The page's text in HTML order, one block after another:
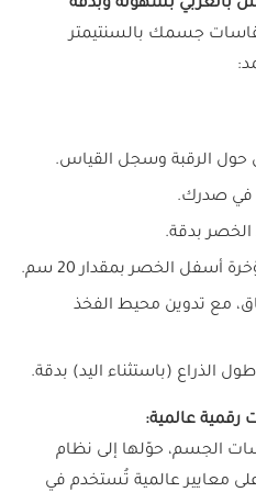
بالعربي بسهولة وبدقة
جسمك بالسنتيمتر
الرقبة وسجل القياس.
صدرك.
بدقة.
أسفل الخصر بمقدار 20 سم.
مع تدوين محيط الفخذ
الذراع (باستثناء اليد) بدقة.
رقمية عالمية:
الجسم، حوّلها إلى نظام
معايير عالمية تُستخدم في